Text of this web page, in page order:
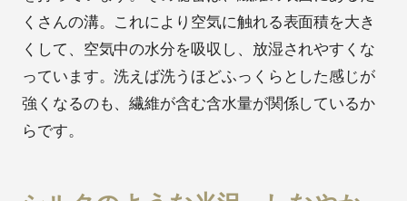
くさんの溝。これにより空気に触れる表面積を大き
くして、空気中の水分を吸収し、放湿されやすくな
っています。洗えば洗うほどふっくらとした感じが
強くなるのも、繊維が含む含水量が関係しているか
らです。